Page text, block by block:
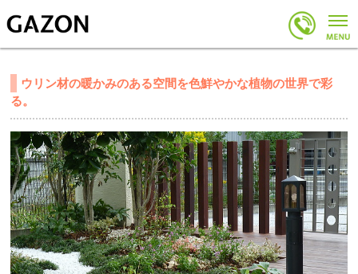
ウリン材の暖かみのある空間を色鮮やかな植物の世界で彩
る。